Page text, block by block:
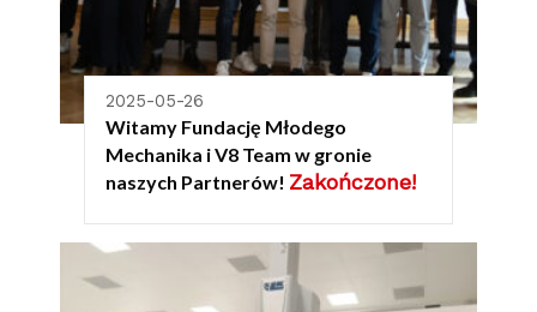
2025-05-26
Witamy Fundację Młodego
Mechanika i V8 Team w gronie
naszych Partnerów! Zakończone!